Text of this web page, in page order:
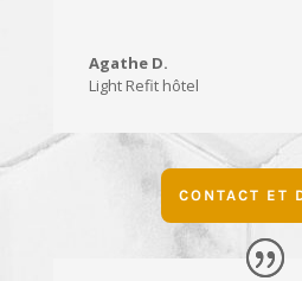
Agathe D.
Light Refit hôtel
CONTACT ET